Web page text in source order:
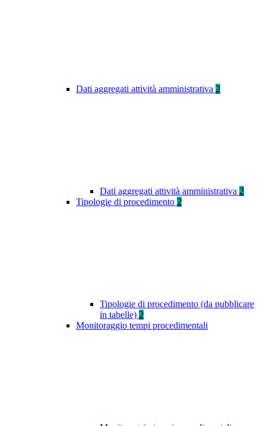
Dati aggregati attività amministrativa 2
Dati aggregati attività amministrativa 2
Tipologie di procedimento 2
Tipologie di procedimento (da pubblicare
in tabelle) 2
Monitoraggio tempi procedimentali